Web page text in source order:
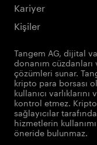
Kariyer
Kişiler
Tangem AG, dijital
donanım cüzdanları
çözümleri sunar.
kripto para borsası
kullanıcı
kontrol etmez.
sağlayıcılar
hizmetlerin
öneride bulunmaz.